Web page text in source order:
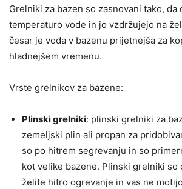
Grelniki za bazen so zasnovani tako, da
temperaturo vode in jo vzdržujejo na
česar je voda v bazenu prijetnejša za
hladnejšem vremenu.
Vrste grelnikov za bazene:
Plinski grelniki: plinski grelniki za
zemeljski plin ali propan za
so po hitrem segrevanju in so
kot velike bazene. Plinski grelniki so
želite hitro ogrevanje in vas ne